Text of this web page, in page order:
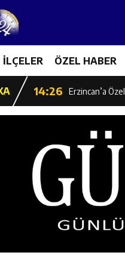
İLÇELER ÖZEL HABER
14:26 Geleceğin
14:26 Erzincan’a
14:25 İl Müdürü
14:24 İlk Durak
Erzincan Aile